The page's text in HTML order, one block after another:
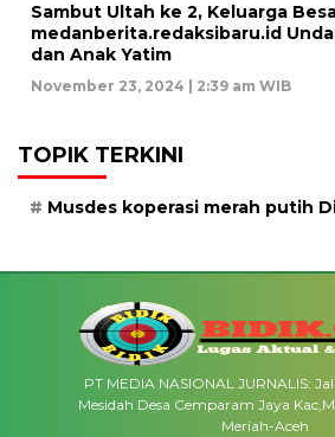
Sambut Ultah ke 2, Keluarga
medanberita.redaksibaru.id
dan Anak Yatim
November 23, 2024 | 2:39 am WIB
TOPIK TERKINI
Musdes koperasi merah putih
PT MEDIA NASIONAL JURNALIS:
Mesidah Desa Cemparam Jaya
Meriah-Aceh